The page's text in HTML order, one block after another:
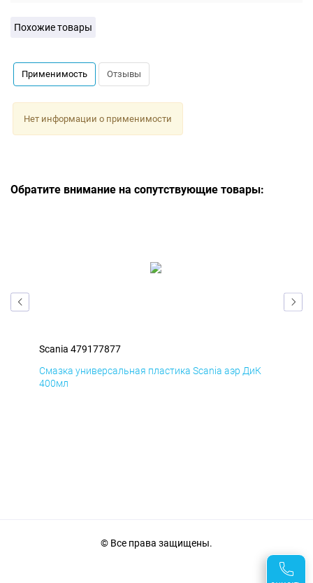
Похожие товары
Применимость Отзывы
Нет информации о применимости
Обратите внимание на сопутствующие товары:
Scania 479177877
Смазка универсальная пластика Scania аэр ДиК
400мл
© Все права защищены.